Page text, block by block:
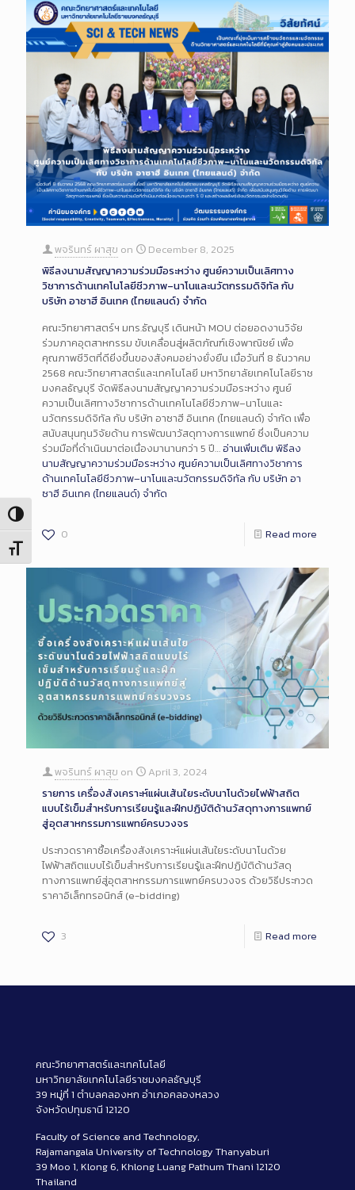
Toggle High Contrast
Toggle Font size
พจรินทร์ ผาสุข on
December 8, 2025
พิธีลงนามสัญญาความร่วมมือระหว่าง ศูนย์ความเป็นเลิศทาง
วิชาการด้านเทคโนโลยีชีวภาพ–นาโนและนวัตกรรมดิจิทัล กับ
บริษัท อาซาฮี อินเทค (ไทยแลนด์) จำกัด
คณะวิทยาศาสตร์ฯ มทร.ธัญบุรี เดินหน้า MOU ต่อยอดงานวิจัย
ร่วมภาคอุตสาหกรรม ขับเคลื่อนสู่ผลิตภัณฑ์เชิงพาณิชย์ เพื่อ
คุณภาพชีวิตที่ดียิ่งขึ้นของสังคมอย่างยั่งยืน เมื่อวันที่ 8 ธันวาคม
2568 คณะวิทยาศาสตร์และเทคโนโลยี มหาวิทยาลัยเทคโนโลยีราช
มงคลธัญบุรี จัดพิธีลงนามสัญญาความร่วมมือระหว่าง ศูนย์
ความเป็นเลิศทางวิชาการด้านเทคโนโลยีชีวภาพ–นาโนและ
นวัตกรรมดิจิทัล กับ บริษัท อาซาฮี อินเทค (ไทยแลนด์) จำกัด เพื่อ
สนับสนุนทุนวิจัยด้าน การพัฒนาวัสดุทางการแพทย์ ซึ่งเป็นความ
ร่วมมือที่ดำเนินมาต่อเนื่องมานานกว่า 5 ปี…อ่านเพิ่มเติม พิธีลง
นามสัญญาความร่วมมือระหว่าง ศูนย์ความเป็นเลิศทางวิชาการ
ด้านเทคโนโลยีชีวภาพ–นาโนและนวัตกรรมดิจิทัล กับ บริษัท อา
ซาฮี อินเทค (ไทยแลนด์) จำกัด
0 Read more
พจรินทร์ ผาสุข on
April 3, 2024
รายการ เครื่องสังเคราะห์แผ่นเส้นใยระดับนาโนด้วยไฟฟ้าสถิต
แบบไร้เข็มสำหรับการเรียนรู้และฝึกปฏิบัติด้านวัสดุทางการแพทย์
สู่อุตสาหกรรมการแพทย์ครบวงจร
ประกวดราคาซื้อเครื่องสังเคราะห์แผ่นเส้นใยระดับนาโนด้วย
ไฟฟ้าสถิตแบบไร้เข็มสำหรับการเรียนรู้และฝึกปฏิบัติด้านวัสดุ
ทางการแพทย์สู่อุตสาหกรรมการแพทย์ครบวงจร ด้วยวิธีประกวด
ราคาอิเล็กทรอนิกส์ (e-bidding)
3 Read more
คณะวิทยาศาสตร์และเทคโนโลยี
มหาวิทยาลัยเทคโนโลยีราชมงคลธัญบุรี
39 หมู่ที่ 1 ตำบลคลองหก อำเภอคลองหลวง
จังหวัดปทุมธานี 12120
Faculty of Science and Technology,
Rajamangala University of Technology Thanyaburi
39 Moo 1, Klong 6, Khlong Luang Pathum Thani 12120
Thailand